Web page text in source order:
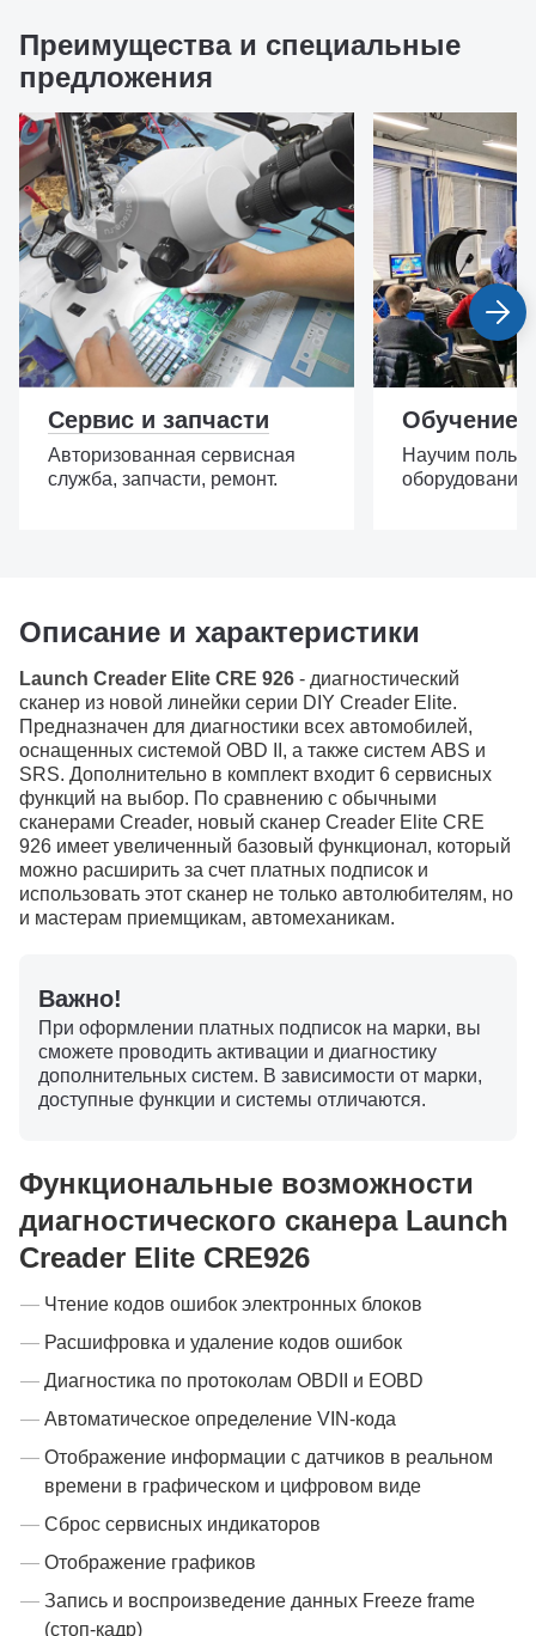
Преимущества и специальные
предложения
Сервис и запчасти
Авторизованная сервисная
служба, запчасти, ремонт.
Обучение
Научим
Описание и характеристики
Launch Creader Elite CRE 926 - диагностический
сканер из новой линейки серии DIY Creader Elite.
Предназначен для диагностики всех автомобилей,
оснащенных системой OBD II, а также систем ABS и
SRS. Дополнительно в комплект входит 6 сервисных
функций на выбор. По сравнению с обычными
сканерами Creader, новый сканер Creader Elite CRE
926 имеет увеличенный базовый функционал, который
можно расширить за счет платных подписок и
использовать этот сканер не только автолюбителям, но
и мастерам приемщикам, автомеханикам.
Важно!
При оформлении платных подписок на марки, вы
сможете проводить активации и диагностику
дополнительных систем. В зависимости от марки,
доступные функции и системы отличаются.
Функциональные возможности
диагностического сканера Launch
Creader Elite CRE926
Чтение кодов ошибок электронных блоков
Расшифровка и удаление кодов ошибок
Диагностика по протоколам OBDII и EOBD
Автоматическое определение VIN-кода
Отображение информации с датчиков в реальном
времени в графическом и цифровом виде
Сброс сервисных индикаторов
Отображение графиков
Запись и воспроизведение данных Freeze frame
(стоп-кадр)